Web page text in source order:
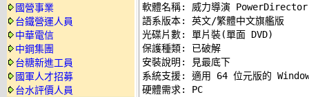
國營事業
台鐵營運人員
中華電信
中鋼集團
台糖新進工員
國軍人才招募
台水評價人員
軟體名稱: 威力導演
語系版本: 英文/繁體中文旗艦版
光碟片數: 單片裝(單面 DVD)
保護種類: 已破解
安裝說明:
見最底下
系統支援: 適用 64 位元版的
硬體需求: PC